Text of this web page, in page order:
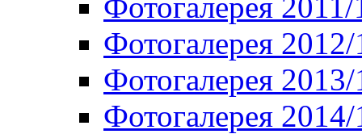
Фотогалерея
Фотогалерея
Фотогалерея